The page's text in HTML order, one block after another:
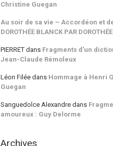
Christine Guegan
Au soir de sa vie – Accordéon et
DOROTHÉE BLANCK PAR
PIERRET dans Fragments d’un
Jean-Claude Rémoleux
Léon Filée dans Hommage à Henri
Guegan
Sanguedolce Alexandre dans
amoureux : Guy Delorme
Archives